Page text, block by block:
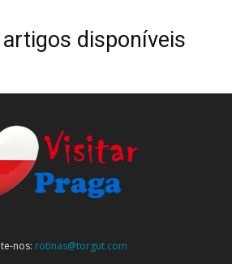
disponíveis
nos: rotinas@torgut.com